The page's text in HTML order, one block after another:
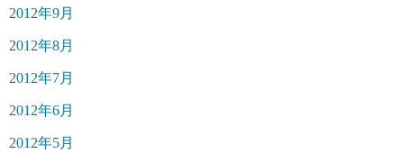
2012年9月
2012年8月
2012年7月
2012年6月
2012年5月